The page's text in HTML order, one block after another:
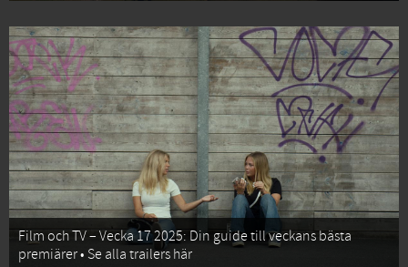
Film och TV – Vecka 17 2025: Din guide till veckans bästa
premiärer • Se alla trailers här